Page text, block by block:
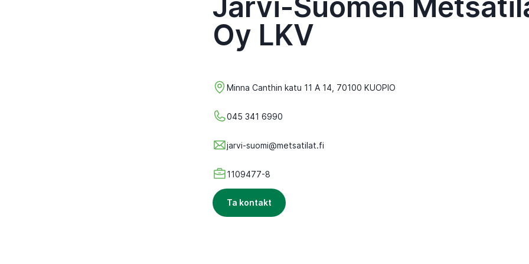
Oy LKV
Minna Canthin katu 11 A 14, 70100 KUOPIO
045 341 6990
jarvi-suomi@metsatilat.fi
1109477-8
Ta kontakt